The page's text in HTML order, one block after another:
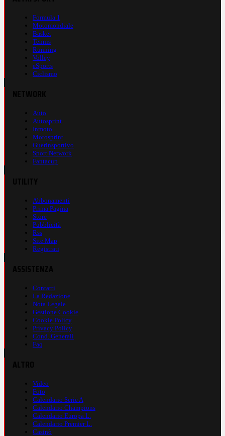
Formula 1
Motomondiale
Basket
Tennis
Running
Volley
eSports
Ciclismo
Auto
Autosprint
Inmoto
Motosprint
Guerinsportivo
Sport Network
Fantacup
Abbonamenti
Prima Pagina
Store
Pubblicità
Rss
Site Map
Registrati
Contatti
La Redazione
Nota Legale
Gestione Cookie
Cookie Policy
Privacy Policy
Cond. Generali
Faq
Video
Foto
Calendario Serie A
Calendario Champions
Calendario Europa L.
Calendario Premier L.
Casinò